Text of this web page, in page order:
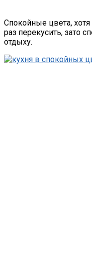
Спокойные цвета,
раз перекусить, зато
отдыху.